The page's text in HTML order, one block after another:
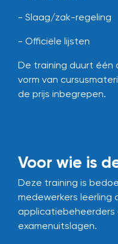
- Slaag/zak-regeling
- Officiële lijsten
De training duurt één
vorm van
de prijs inbegrepen.
Voor wie is
Deze training is
medewerkers leerling
applicatiebeheerders
examenuitslagen.